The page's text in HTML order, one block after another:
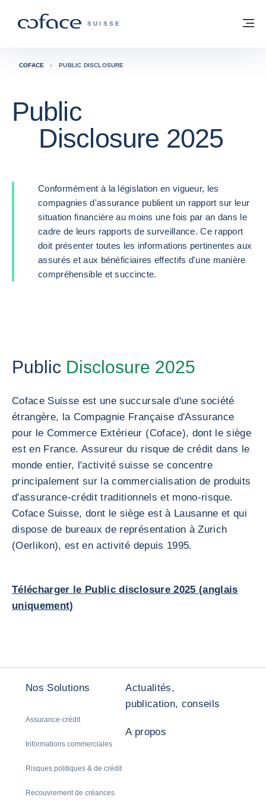
COFACE, FOR TRADE - PAGE
SUISSE
Retour à la page d'accueil
COFACE PUBLIC DISCLOSURE
Public
Disclosure 2025
Conformément à la législation en vigueur, les
compagnies d'assurance publient un rapport sur leur
situation financière au moins une fois par an dans le
cadre de leurs rapports de surveillance. Ce rapport
doit présenter toutes les informations pertinentes aux
assurés et aux bénéficiaires effectifs d'une manière
compréhensible et succincte.
Public Disclosure 2025
Coface Suisse est une succursale d'une société
étrangère, la Compagnie Française d'Assurance
pour le Commerce Extérieur (Coface), dont le siège
est en France. Assureur du risque de crédit dans le
monde entier, l'activité suisse se concentre
principalement sur la commercialisation de produits
d'assurance-crédit traditionnels et mono-risque.
Coface Suisse, dont le siège est à Lausanne et qui
dispose de bureaux de représentation à Zurich
(Oerlikon), est en activité depuis 1995.
Télécharger le Public disclosure 2025 (anglais
uniquement)
Nos Solutions
Assurance-crédit
Informations commerciales
Risques politiques & de crédit
Recouvrement de créances
Actualités,
publication, conseils
A propos